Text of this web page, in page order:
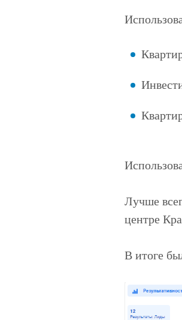
Лучше
центре
В итоге